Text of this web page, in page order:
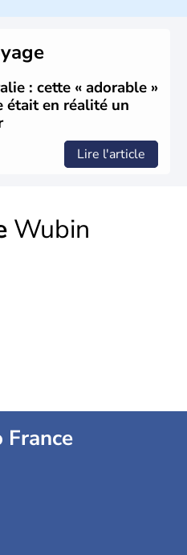
pour qu'un explorateur
australien, puis les
l'île devienne une terre
La Grande-Bretagne
le 26 janvier 1788,
australienne. Cette
est encore placée sous le
: cette « adorable »
était en réalité un
Lire l'article
Wubin
France